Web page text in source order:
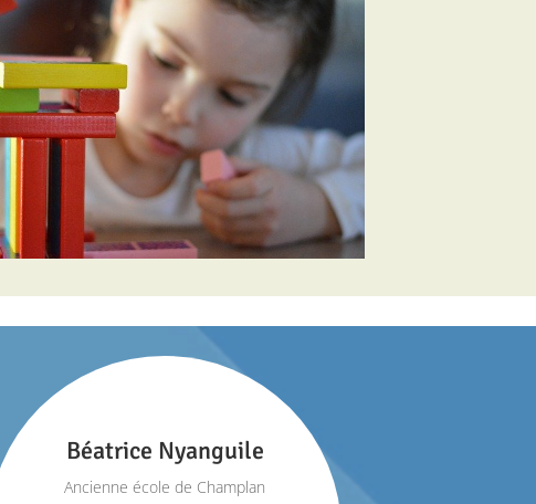
Béatrice Nyanguile
Ancienne école de Champlan